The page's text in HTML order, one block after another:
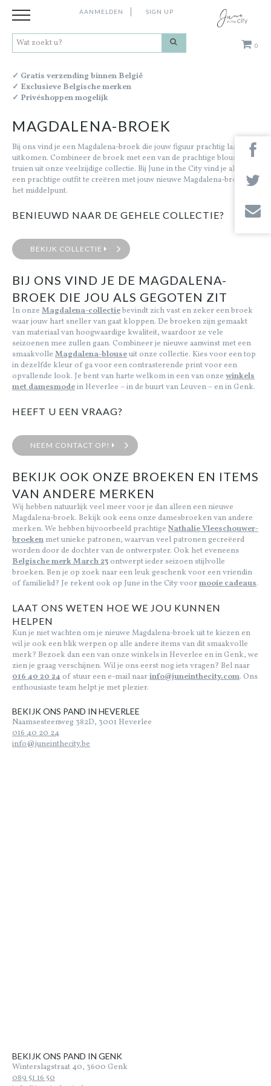
0
AANMELDEN SIGN UP
Schoenen
Cadeaus
Cadeaubon
Outlet
✓ Gratis verzending binnen België
✓ Exclusieve Belgische merken
✓ Privéshoppen mogelijk
MAGDALENA-BROEK
Bij ons vind je een Magdalena-broek die jouw figuur prachtig laat
uitkomen. Combineer de broek met een van de prachtige blouses of
truien uit onze veelzijdige collectie. Bij June in the City vind je alles om
een prachtige outfit te creëren met jouw nieuwe Magdalena-broek in
het middelpunt.
BENIEUWD NAAR DE GEHELE COLLECTIE?
BEKIJK COLLECTIE
BIJ ONS VIND JE DE MAGDALENA-
BROEK DIE JOU ALS GEGOTEN ZIT
In onze Magdalena-collectiebevindt zich vast en zeker een broek
waar jouw hart sneller van gaat kloppen. De broeken zijn gemaakt
van materiaal van hoogwaardige kwaliteit, waardoor ze vele
seizoenen mee zullen gaan. Combineer je nieuwe aanwinst met een
smaakvolle Magdalena-blouseuit onze collectie. Kies voor een top
in dezelfde kleur of ga voor een contrasterende print voor een
opvallende look. Je bent van harte welkom in een van onze winkels
met damesmodein Heverlee – in de buurt van Leuven – en in Genk.
HEEFT U EEN VRAAG?
NEEM CONTACT OP!
BEKIJK OOK ONZE BROEKEN EN ITEMS
VAN ANDERE MERKEN
Wij hebben natuurlijk veel meer voor je dan alleen een nieuwe
Magdalena-broek. Bekijk ook eens onze damesbroeken van andere
merken. We hebben bijvoorbeeld prachtige Nathalie Vleeschouwer-
broeken met unieke patronen, waarvan veel patronen gecreëerd
worden door de dochter van de ontwerpster. Ook het eveneens
Belgische merk March 23 ontwerpt ieder seizoen stijlvolle
broeken. Ben je op zoek naar een leuk geschenk voor een vriendin
of familielid? Je rekent ook op June in the City voormooie cadeaus.
LAAT ONS WETEN HOE WE JOU KUNNEN
HELPEN
Kun je niet wachten om je nieuwe Magdalena-broek uit te kiezen en
wil je ook een blik werpen op alle andere items van dit smaakvolle
merk? Bezoek dan een van onze winkels in Heverlee en in Genk, we
zien je graag verschijnen. Wil je ons eerst nog iets vragen? Bel naar
016 40 20 24 of stuur een e-mail naarinfo@juneinthecity.com. Ons
enthousiaste team helpt je met plezier.
BEKIJK ONS PAND IN HEVERLEE
Naamsesteenweg 382D, 3001 Heverlee
016 40 20 24
info@juneinthecity.be
BEKIJK ONS PAND IN GENK
Winterslagstraat 40, 3600 Genk
089 51 16 50